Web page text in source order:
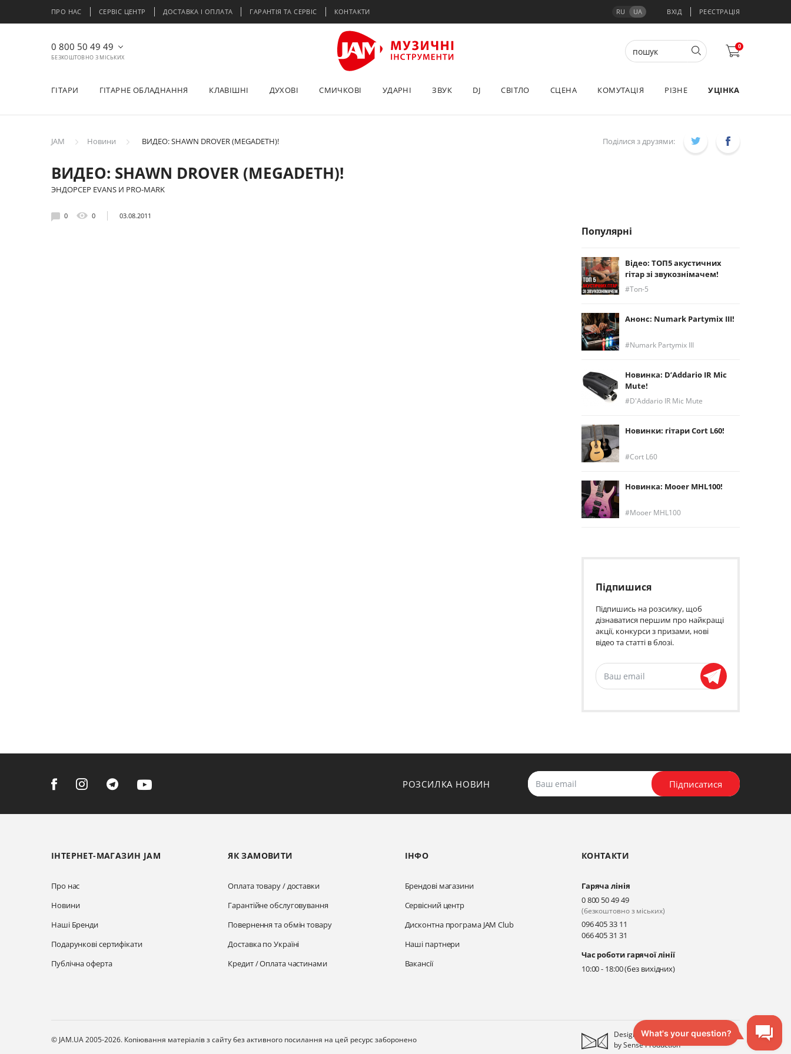
ПРО НАС СЕРВІС ЦЕНТР ДОСТАВКА І ОПЛАТА ГАРАНТІЯ ТА СЕРВІС КОНТАКТИ RU UA ВХІД РЕЄСТРАЦІЯ
0 800 50 49 49
БЕЗКОШТОВНО З МІСЬКИХ
0
ГІТАРИ ГІТАРНЕ ОБЛАДНАННЯ КЛАВІШНІ ДУХОВІ СМИЧКОВІ УДАРНІ ЗВУК DJ СВІТЛО СЦЕНА КОМУТАЦІЯ РІЗНЕ УЦІНКА
JAM Новини ВИДЕО: SHAWN DROVER (MEGADETH)!
ВИДЕО: SHAWN DROVER (MEGADETH)!
ЭНДОРСЕР EVANS И PRO-MARK
0 0 03.08.2011
Поділися з друзями:
Популярні
Відео: ТОП5 акустичних
гітар зі звукознімачем!
Топ-5
Анонс: Numark Partymix III!
Numark Partymix III
Новинка: D’Addario IR Mic
Mute!
D'Addario IR Mic Mute
Новинки: гітари Cort L60!
Cort L60
Новинка: Mooer MHL100!
Mooer MHL100
Підпишися
Підпишись на розсилку, щоб
дізнаватися першим про найкращі
акції, конкурси з призами, нові
відео та статті в блозі.
РОЗСИЛКА НОВИН Підписатися
ІНТЕРНЕТ-МАГАЗИН JAM
Про нас
Новини
Наші Бренди
Подарункові сертифікати
Публічна оферта
ЯК ЗАМОВИТИ
Оплата товару / доставки
Гарантійне обслуговування
Повернення та обмін товару
Доставка по Україні
Кредит / Оплата частинами
ІНФО
Брендові магазини
Сервісний центр
Дисконтна програма JAM Club
Наші партнери
Вакансії
КОНТАКТИ
Гаряча лінія
0 800 50 49 49
(безкоштовно з міських)
096 405 33 11
066 405 31 31
Час роботи гарячої лінії
10:00 - 18:00 (без вихідних)
© JAM.UA 2005-2026. Копіювання матеріалів з сайту без активного посилання на цей ресурс заборонено
Designed
bySense Production